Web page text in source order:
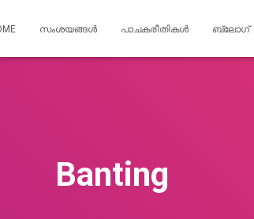
സംശയങ്ങൾ പാചകരീതികൾ ബ്ലോഗ്
Banting